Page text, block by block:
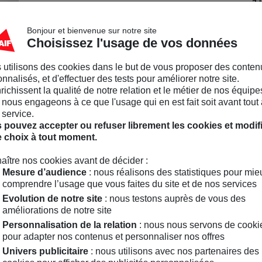
Séchage à plat loin
Composition : 48%
Couleurs disponibles : Écru,
Vendu parMAIF Social Club
La marque Maison Bonnefoy
de faire perdurer le
elle. Aujourd’hui,
de tricotage : cette
Bonjour et bienvenue sur notre site
Choisissez l'usage de vos données
utilisons des cookies dans le but de vous proposer des
et d'effectuer des tests pour améliorer notre site.
la qualité de notre relation et le métier de nos
nous engageons à ce que l'usage qui en est fait soit avant tout
pouvez accepter ou refuser librement les cookies et
choix à tout moment.
nos cookies avant de décider :
Mesure d’audience : nous réalisons des statistiques pour
comprendre l’usage que vous faites du site et de nos services
Evolution de notre site : nous testons auprès de vous des
améliorations de notre site
Personnalisation de la relation : nous nous servons de
pour adapter nos contenus et personnaliser nos offres
Univers publicitaire : nous utilisons avec nos partenaires des